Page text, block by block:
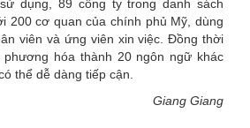
dụng, 89 công ty trong danh sách
200 cơ quan của chính phủ Mỹ, dùng
viên và ứng viên xin việc. Đồng thời
hóa thành 20 ngôn ngữ khác
thể dễ dàng tiếp cận.
Giang Giang